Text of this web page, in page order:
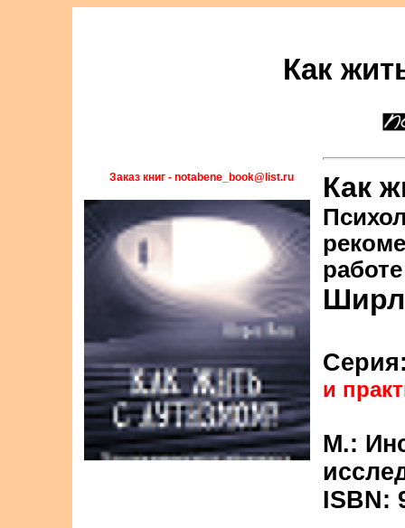
Как
Заказ книг - notabene_book@list.ru Как
и
М.:
ISBN: